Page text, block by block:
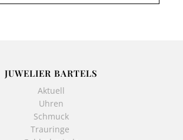
JUWELIER BARTELS
Aktuell
Uhren
Schmuck
Trauringe